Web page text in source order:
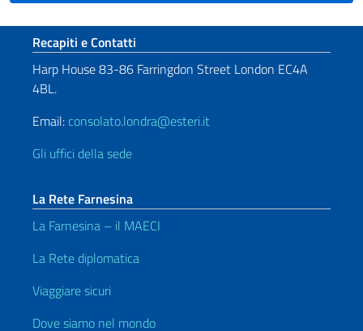
Sezione footer
Recapiti e Contatti
Harp House 83-86 Farringdon Street London EC4A
4BL.
Email: consolato.londra@esteri.it
Gli uffici della sede
La Rete Farnesina
La Farnesina – il MAECI
La Rete diplomatica
Viaggiare sicuri
Dove siamo nel mondo